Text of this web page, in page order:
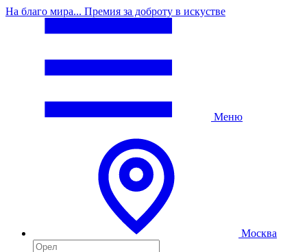
На благо мира... Премия за доброту в искустве
Меню
Москва